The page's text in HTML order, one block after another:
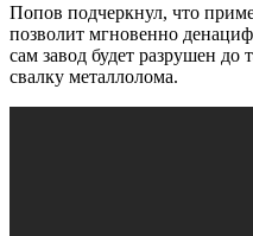
Попов подчеркнул, что
позволит мгновенно
сам завод будет разрушен до
свалку металлолома.